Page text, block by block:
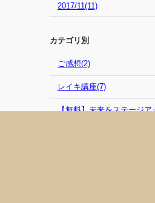
2017/11(11)
カテゴリ別
ご感想(2)
レイキ講座(7)
【無料】未来をステージア